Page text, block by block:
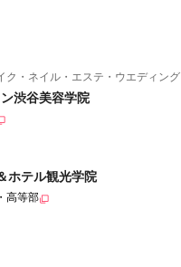
ク・ネイル・エステ・ウエディング
渋谷美容学院
ホテル観光学院
高等部